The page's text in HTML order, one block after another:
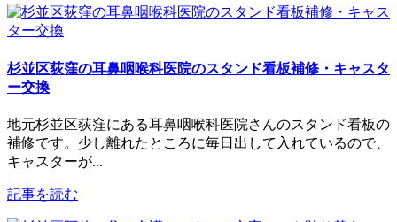
杉並区荻窪の耳鼻咽喉科医院のスタンド看板補修・キャスタ
ー交換
地元杉並区荻窪にある耳鼻咽喉科医院さんのスタンド看板の
補修です。少し離れたところに毎日出して入れているので、
キャスターが...
記事を読む